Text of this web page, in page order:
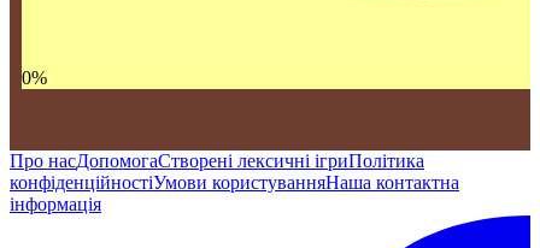
0%
Про насДопомогаСтворені лексичні ігриПолітика
конфіденційностіУмови користуванняНаша контактна
інформація